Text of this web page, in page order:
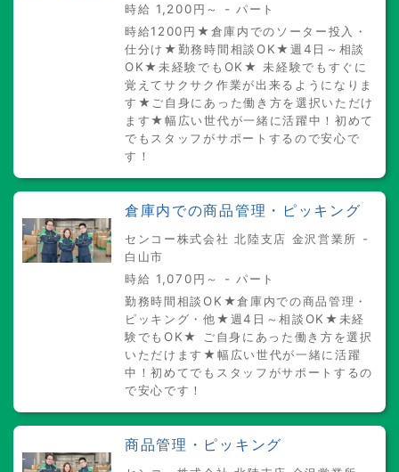
時給 1,200円～ - パート
時給1200円★倉庫内でのソーター投入・
仕分け★勤務時間相談OK★週4日～相談
OK★未経験でもOK★ 未経験でもすぐに
覚えてサクサク作業が出来るようになりま
す★ご自身にあった働き方を選択いただけ
ます★幅広い世代が一緒に活躍中！初めて
でもスタッフがサポートするので安心で
す！
倉庫内での商品管理・ピッキング
センコー株式会社 北陸支店 金沢営業所 -
白山市
時給 1,070円～ - パート
勤務時間相談OK★倉庫内での商品管理・
ピッキング・他★週4日～相談OK★未経
験でもOK★ ご自身にあった働き方を選択
いただけます★幅広い世代が一緒に活躍
中！初めてでもスタッフがサポートするの
で安心です！
商品管理・ピッキング